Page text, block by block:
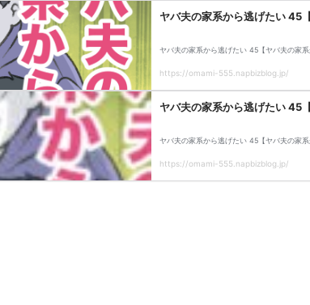
ヤバ夫の家系から逃げたい 45
ヤバ夫の家系から逃げたい 45【ヤバ夫の家系
https://omami-555.napbizblog.jp/
ヤバ夫の家系から逃げたい 45
ヤバ夫の家系から逃げたい 45【ヤバ夫の家系
https://omami-555.napbizblog.jp/